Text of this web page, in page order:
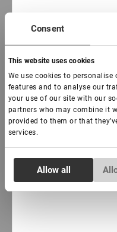
Consent
This website uses cookies
We use cookies to
features and to analyse our
your use of our site with our
partners who may combine it
provided to them or that
services.
Necessary
Allow all
€ 7,50
VAT not included price: